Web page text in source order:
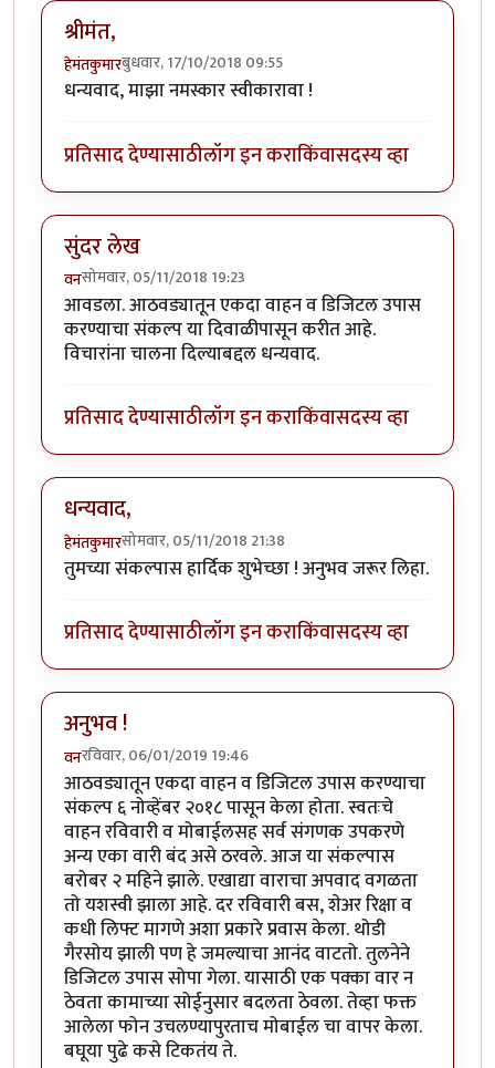
श्रीमंत,
हेमंतकुमारबुधवार, 17/10/2018 09:55
धन्यवाद, माझा नमस्कार स्वीकारावा !
प्रतिसाद देण्यासाठीलॉग इन कराकिंवासदस्य व्हा
सुंदर लेख
वनसोमवार, 05/11/2018 19:23
आवडला. आठवड्यातून एकदा वाहन व डिजिटल उपास
करण्याचा संकल्प या दिवाळीपासून करीत आहे.
विचारांना चालना दिल्याबद्दल धन्यवाद.
प्रतिसाद देण्यासाठीलॉग इन कराकिंवासदस्य व्हा
धन्यवाद,
हेमंतकुमारसोमवार, 05/11/2018 21:38
तुमच्या संकल्पास हार्दिक शुभेच्छा ! अनुभव जरूर लिहा.
प्रतिसाद देण्यासाठीलॉग इन कराकिंवासदस्य व्हा
अनुभव !
वनरविवार, 06/01/2019 19:46
आठवड्यातून एकदा वाहन व डिजिटल उपास करण्याचा
संकल्प ६ नोव्हेंबर २०१८ पासून केला होता. स्वतःचे
वाहन रविवारी व मोबाईलसह सर्व संगणक उपकरणे
अन्य एका वारी बंद असे ठरवले. आज या संकल्पास
बरोबर २ महिने झाले. एखाद्या वाराचा अपवाद वगळता
तो यशस्वी झाला आहे. दर रविवारी बस, शेअर रिक्षा व
कधी लिफ्ट मागणे अशा प्रकारे प्रवास केला. थोडी
गैरसोय झाली पण हे जमल्याचा आनंद वाटतो. तुलनेने
डिजिटल उपास सोपा गेला. यासाठी एक पक्का वार न
ठेवता कामाच्या सोईनुसार बदलता ठेवला. तेव्हा फक्त
आलेला फोन उचलण्यापुरताच मोबाईल चा वापर केला.
बघूया पुढे कसे टिकतंय ते.